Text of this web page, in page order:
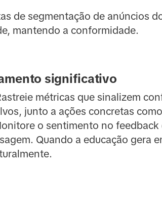
de segmentação de anúncios
mantendo a conformidade.
significativo
métricas que sinalizem
junto a ações concretas
o sentimento no feedback
Quando a educação gera